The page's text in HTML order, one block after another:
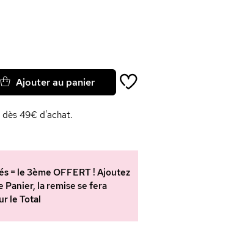
dès 49€ d'achat.
Ajouter au panier
= le 3ème OFFERT ! Ajoutez
la remise se fera
le Total